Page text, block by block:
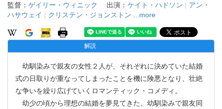
監督： ゲイリー・ウィニック 出演： ケイト・ハドソン | アン・
ハサウェイ | クリステン・ジョンストン ...more
解説
幼馴染みで親友の女性２人が、それぞれに決めていた結婚
式の日取りが重なってしまったことを機に険悪となり、壮絶
な争いを繰り広げていくロマンティック・コメディ。
幼少の頃から理想の結婚を夢見てきた、幼馴染みで親友同